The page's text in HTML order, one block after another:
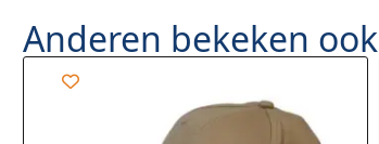
Anderen bekeken ook